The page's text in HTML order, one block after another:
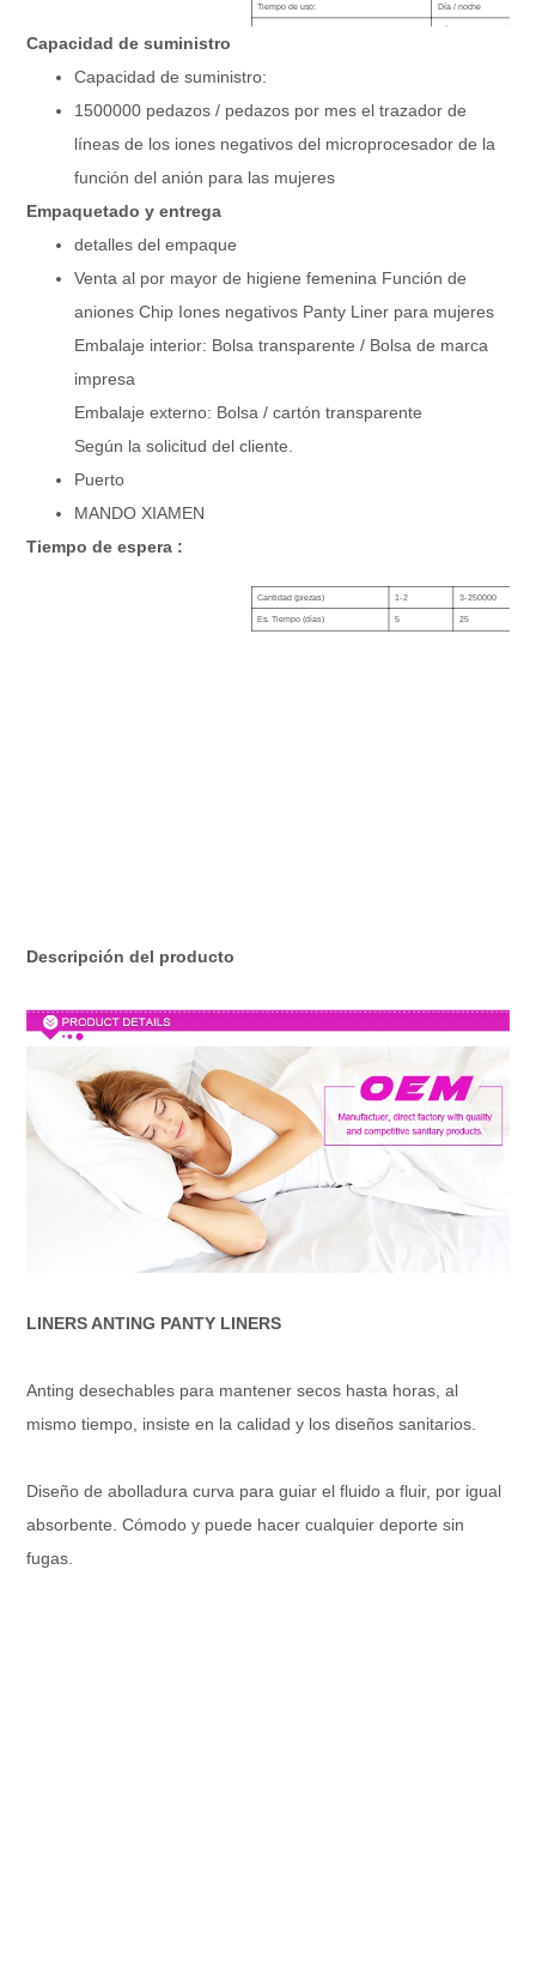
Tiempo de uso: Día / noche
Núcleo de chip aniónico
Capa absorbente:
Tamaño: 150 mm, 180 mm, 240
Muestras: servilleta sanitaria
Superficie + Hoja posterior:
Capacidad de suministro
Capacidad de suministro:
1500000 pedazos / pedazos por mes el trazador de
líneas de los iones negativos del microprocesador de la
función del anión para las mujeres
Empaquetado y entrega
detalles del empaque
Venta al por mayor de higiene femenina Función de
aniones Chip Iones negativos Panty Liner para mujeres
Embalaje interior: Bolsa transparente / Bolsa de marca
impresa
Embalaje externo: Bolsa / cartón transparente
Según la solicitud del cliente.
Puerto
MANDO XIAMEN
Tiempo de espera :
Cantidad (piezas) 1-2 3-250000
Es. Tiempo (días) 5 25
Descripción del producto
LINERS ANTING PANTY LINERS
Anting desechables para mantener secos hasta horas, al
mismo tiempo, insiste en la calidad y los diseños sanitarios.
Diseño de abolladura curva para guiar el fluido a fluir, por igual
absorbente. Cómodo y puede hacer cualquier deporte sin
fugas.